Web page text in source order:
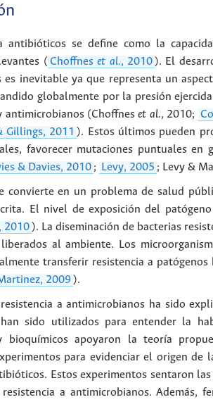
antibióticos se define como la
( Choffneset al., 2010 ). El
es inevitable ya que representa un
globalmente por la presión
antimicrobianos (Choffneset al., 2010;
Gillings, 2011 ). Estos últimos pueden
favorecer mutaciones puntuales
& Davies, 2010 ; Levy, 2005 ; Levy &
convierte en un problema de salud
El nivel de exposición del
2010 ). La diseminación de bacterias
al ambiente. Los
transferir resistencia a
2009 ).
a antimicrobianos ha sido
sido utilizados para entender la
bioquímicos apoyaron la teoría
para evidenciar el origen de
Estos experimentos sentaron
a antimicrobianos. Además,